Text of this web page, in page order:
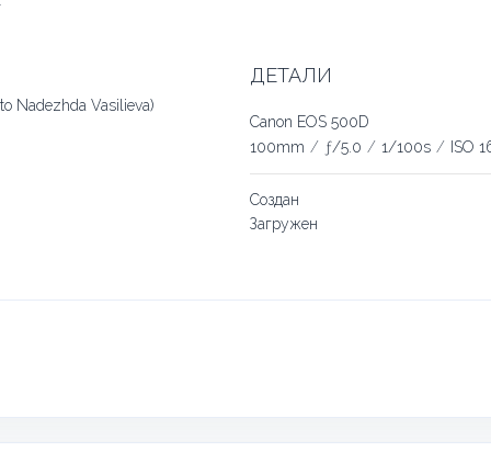
Nadezhda Vasilieva)
ДЕТАЛИ
Canon EOS 500D
100mm / ƒ/5.0 / 1/100s / ISO
Создан
Загружен